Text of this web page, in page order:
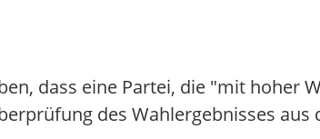
dass eine Partei, die "mit hoher
des Wahlergebnisses aus